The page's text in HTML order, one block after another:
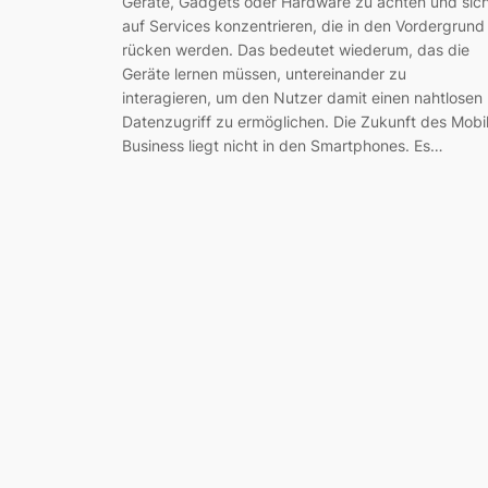
auf Services konzentrieren, die in den Vordergrund
rücken werden. Das bedeutet wiederum, das die
Geräte lernen müssen, untereinander zu
interagieren, um den Nutzer damit einen nahtlosen
Datenzugriff zu ermöglichen. Die Zukunft des
Business liegt nicht in den Smartphones. Es…